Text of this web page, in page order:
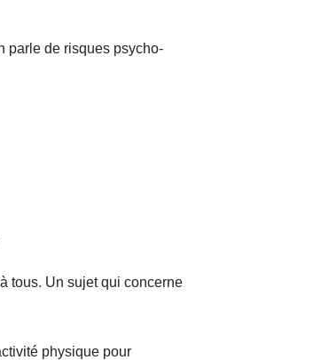
parle de risques psycho-
tous. Un sujet qui concerne
physique pour